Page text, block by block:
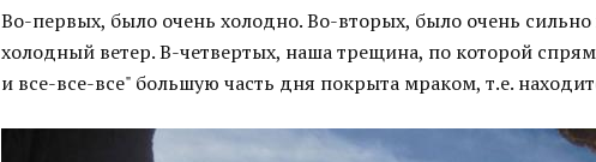
Во-первых, было очень холодно. Во-вторых, было очень
холодный ветер. В-четвертых, наша трещина, по которой
и все-все-все" большую часть дня покрыта мраком, т.е.